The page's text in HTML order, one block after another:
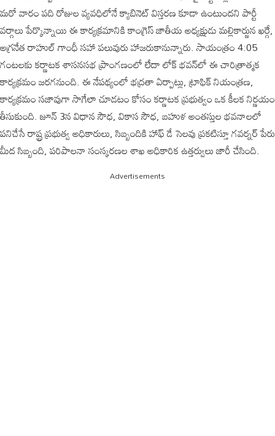
మరో వారం పది రోజుల వ్యవధిలోనే క్యాబినెట్ విస్తరణ కూడా ఉంటుందని పార్టీ
వర్గాలు పేర్కొన్నాయి ఈ కార్యక్రమానికి కాంగ్రెస్ జాతీయ అధ్యక్షుడు మల్లికార్జున ఖర్గే,
అగ్రనేత రాహుల్ గాంధీ సహా పలువురు హాజరుకానున్నారు. సాయంత్రం 4:05
గంటలకు కర్ణాటక శాసనసభ ప్రాంగణంలో లేదా లోక్ భవన్‌లో ఈ చారిత్రాత్మక
కార్యక్రమం జరగనుంది. ఈ నేపథ్యంలో భద్రతా ఏర్పాట్లు, ట్రాఫిక్ నియంత్రణ,
కార్యక్రమం సజావుగా సాగేలా చూడటం కోసం కర్ణాటక ప్రభుత్వం ఒక కీలక నిర్ణయం
తీసుకుంది. జూన్ 3న విధాన సౌధ, వికాస సౌధ, బహుళ అంతస్తుల భవనాలలో
పనిచేసే రాష్ట్ర ప్రభుత్వ అధికారులు, సిబ్బందికి హాఫ్ డే సెలవు ప్రకటిస్తూ గవర్నర్ పేరు
మీద సిబ్బంది, పరిపాలనా సంస్కరణల శాఖ అధికారిక ఉత్తర్వులు జారీ చేసింది.
Advertisements